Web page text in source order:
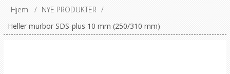
Hjem / NYE PRODUKTER /
Heller murbor SDS-plus 10 mm (250/310 mm)